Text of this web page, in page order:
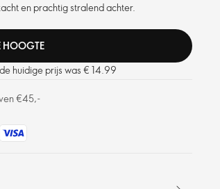
en prachtig stralend achter.
HOOGTE
huidige prijs was € 14.99
€45,-